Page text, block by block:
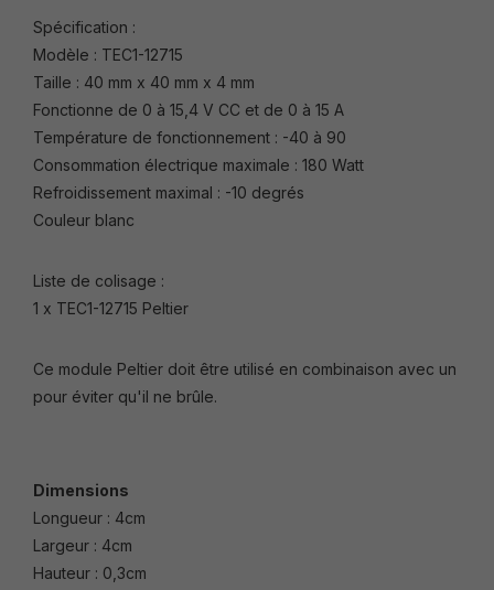
Spécification :
Modèle : TEC1-12715
Taille : 40 mm x 40 mm x 4 mm
Fonctionne de 0 à 15,4 V CC et de 0 à 15 A
Température de fonctionnement : -40 à 90
Consommation électrique maximale : 180 Watt
Refroidissement maximal : -10 degrés
Couleur blanc
Liste de colisage :
1 x TEC1-12715 Peltier
Ce module Peltier doit être utilisé en combinaison avec un
pour éviter qu'il ne brûle.
Dimensions
Longueur : 4cm
Largeur : 4cm
Hauteur : 0,3cm